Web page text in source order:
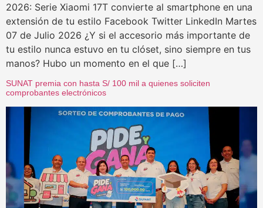
2026: Serie Xiaomi 17T convierte al smartphone en una
extensión de tu estilo Facebook Twitter LinkedIn Martes
07 de Julio 2026 ¿Y si el accesorio más importante de
tu estilo nunca estuvo en tu clóset, sino siempre en tus
manos? Hubo un momento en el que […]
SUNAT premia con hasta S/ 100 mil a quienes soliciten
comprobantes electrónicos